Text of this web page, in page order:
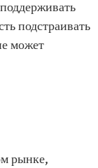
подстраивать
может
рынке,